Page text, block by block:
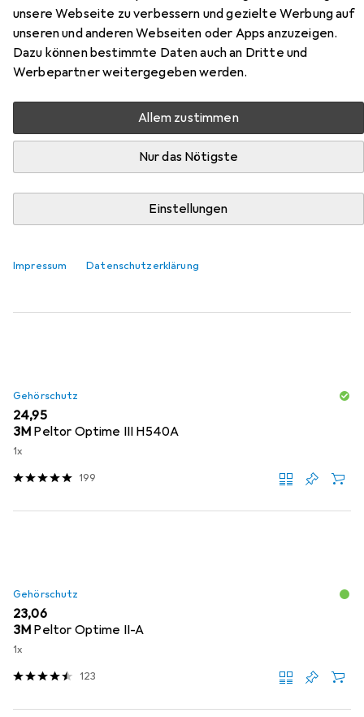
unsere Webseite zu verbessern und gezielte Werbung auf
unseren und anderen Webseiten oder Apps anzuzeigen.
Dazu können bestimmte Daten auch an Dritte und
Werbepartner weitergegeben werden.
Allem zustimmen
Nur das Nötigste
Einstellungen
Impressum Datenschutzerklärung
Hier findest du passendes Zubehör zum Produkt NAC
LE15-37-PB-S aus den Kategorien Gehörschutz,
Schutzbrille + Gesichtsschutz und Kopfschutz.
Gehörschutz
Gehörschutz
EUR
24,95
3M Peltor Optime III H540A
1x
199
Gehörschutz
EUR
23,06
3M Peltor Optime II-A
1x
123